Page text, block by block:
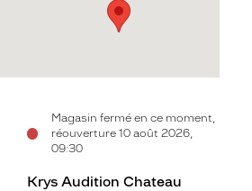
Magasin fermé en ce moment,
réouverture 10 août 2026,
09:30
Krys Audition Chateau